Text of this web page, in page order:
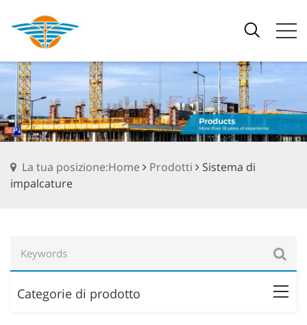
La tua posizione:Home Prodotti
Sistema di
impalcature
Categorie di prodotto